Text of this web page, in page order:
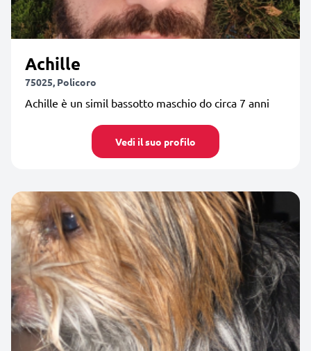
Achille
75025, Policoro
Achille è un simil bassotto maschio do circa 7 anni
Vedi il suo profilo